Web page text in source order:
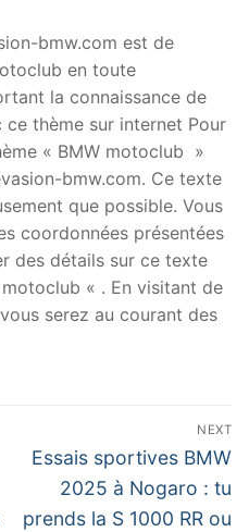
bmw.com est de
en toute
la connaissance de
thème sur internet Pour
« BMW motoclub »
bmw.com. Ce texte
que possible. Vous
coordonnées présentées
des détails sur ce texte
« . En visitant de
serez au courant des
NEXT
Next
post:
Essais sportives BMW
2025 à Nogaro : tu
prends la S 1000 RR ou